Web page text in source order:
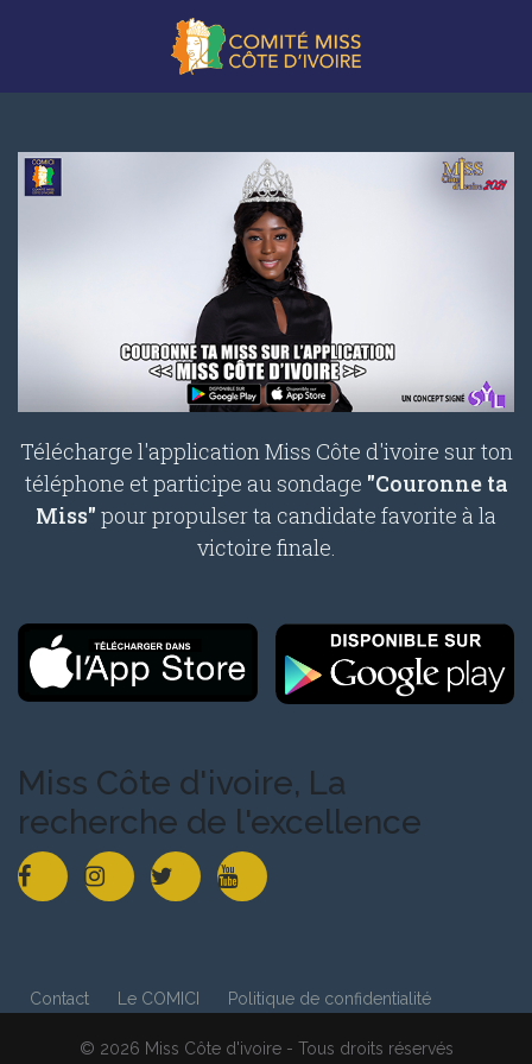
Télécharge l'application Miss Côte d'ivoire sur ton
téléphone et participe au sondage "Couronne ta
Miss" pour propulser ta candidate favorite à la
victoire finale.
Miss Côte d'ivoire, La
recherche de l'excellence
Contact Le COMICI Politique de confidentialité
© 2026 Miss Côte d'ivoire - Tous droits réservés